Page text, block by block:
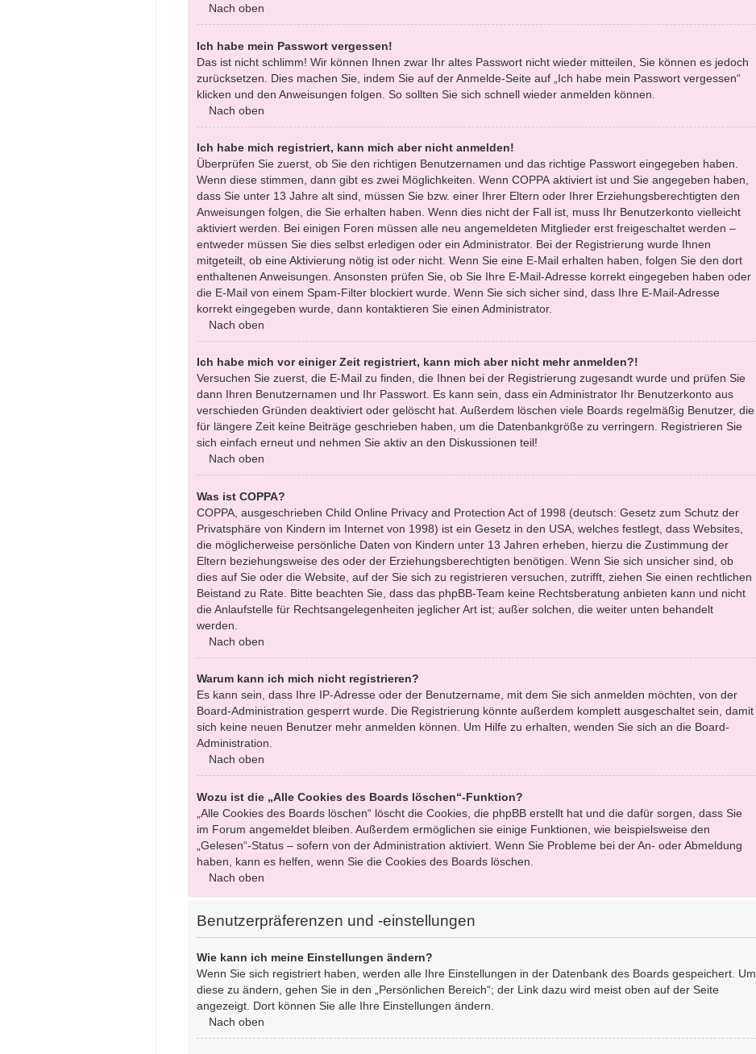
Nach oben
Ich habe mein Passwort vergessen!
Das ist nicht schlimm! Wir können Ihnen zwar Ihr altes Passwort nicht wieder mitteilen, Sie können es jedoch
zurücksetzen. Dies machen Sie, indem Sie auf der Anmelde-Seite auf „Ich habe mein Passwort vergessen“
klicken und den Anweisungen folgen. So sollten Sie sich schnell wieder anmelden können.
Nach oben
Ich habe mich registriert, kann mich aber nicht anmelden!
Überprüfen Sie zuerst, ob Sie den richtigen Benutzernamen und das richtige Passwort eingegeben haben.
Wenn diese stimmen, dann gibt es zwei Möglichkeiten. Wenn COPPAaktiviert ist und Sie angegeben haben,
dass Sie unter 13 Jahre alt sind, müssen Sie bzw. einer Ihrer Eltern oder Ihrer Erziehungsberechtigten den
Anweisungen folgen, die Sie erhalten haben. Wenn dies nicht der Fall ist, muss Ihr Benutzerkonto vielleicht
aktiviert werden. Bei einigen Foren müssen alle neu angemeldeten Mitglieder erst freigeschaltet werden –
entweder müssen Sie dies selbst erledigen oder ein Administrator. Bei der Registrierung wurde Ihnen
mitgeteilt, ob eine Aktivierung nötig ist oder nicht. Wenn Sie eine E-Mail erhalten haben, folgen Sie den dort
enthaltenen Anweisungen. Ansonsten prüfen Sie, ob Sie Ihre E-Mail-Adresse korrekt eingegeben haben oder
die E-Mail von einem Spam-Filter blockiert wurde. Wenn Sie sich sicher sind, dass Ihre E-Mail-Adresse
korrekt eingegeben wurde, dann kontaktieren Sie einen Administrator.
Nach oben
Ich habe mich vor einiger Zeit registriert, kann mich aber nicht mehr anmelden?!
Versuchen Sie zuerst, die E-Mail zu finden, die Ihnen bei der Registrierung zugesandt wurde und prüfen Sie
dann Ihren Benutzernamen und Ihr Passwort. Es kann sein, dass ein Administrator Ihr Benutzerkonto aus
verschieden Gründen deaktiviert oder gelöscht hat. Außerdem löschen viele Boards regelmäßig Benutzer, die
für längere Zeit keine Beiträge geschrieben haben, um die Datenbankgröße zu verringern. Registrieren Sie
sich einfach erneut und nehmen Sie aktiv an den Diskussionen teil!
Nach oben
Was ist COPPA?
COPPA, ausgeschrieben Child Online Privacy and Protection Act of 1998 (deutsch: Gesetz zum Schutz der
Privatsphäre von Kindern im Internet von 1998) ist ein Gesetz in den USA, welches festlegt, dass Websites,
die möglicherweise persönliche Daten von Kindern unter 13 Jahren erheben, hierzu die Zustimmung der
Eltern beziehungsweise des oder der Erziehungsberechtigten benötigen. Wenn Sie sich unsicher sind, ob
dies auf Sie oder die Website, auf der Sie sich zu registrieren versuchen, zutrifft, ziehen Sie einen rechtlichen
Beistand zu Rate. Bitte beachten Sie, dass das phpBB-Team keine Rechtsberatung anbieten kann und nicht
die Anlaufstelle für Rechtsangelegenheiten jeglicher Art ist; außer solchen, die weiter unten behandelt
werden.
Nach oben
Warum kann ich mich nicht registrieren?
Es kann sein, dass Ihre IP-Adresse oder der Benutzername, mit dem Sie sich anmelden möchten, von der
Board-Administration gesperrt wurde. Die Registrierung könnte außerdem komplett ausgeschaltet sein, damit
sich keine neuen Benutzer mehr anmelden können. Um Hilfe zu erhalten, wenden Sie sich an die Board-
Administration.
Nach oben
Wozu ist die „Alle Cookies des Boards löschen“-Funktion?
„Alle Cookies des Boards löschen“ löscht die Cookies, die phpBB erstellt hat und die dafür sorgen, dass Sie
im Forum angemeldet bleiben. Außerdem ermöglichen sie einige Funktionen, wie beispielsweise den
„Gelesen“-Status – sofern von der Administration aktiviert. Wenn Sie Probleme bei der An- oder Abmeldung
haben, kann es helfen, wenn Sie die Cookies des Boards löschen.
Nach oben
Benutzerpräferenzen und -einstellungen
Wie kann ich meine Einstellungen ändern?
Wenn Sie sich registriert haben, werden alle Ihre Einstellungen in der Datenbank des Boards gespeichert. Um
diese zu ändern, gehen Sie in den „Persönlichen Bereich“; der Link dazu wird meist oben auf der Seite
angezeigt. Dort können Sie alle Ihre Einstellungen ändern.
Nach oben